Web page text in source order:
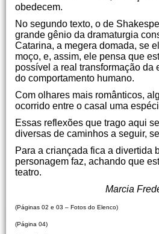
obedecem.
No segundo texto, o de
grande gênio da dramaturgia
Catarina, a megera domada, se
moço, e, assim, ele pensa que
possível a real transformação
do comportamento humano.
Com olhares mais românticos,
ocorrido entre o casal uma
Essas reflexões que trago aqui
diversas de caminhos a seguir,
Para a criançada fica a divertida
personagem faz, achando que
teatro.
Marcia
(Páginas 02 e 03 – Fotos do Elenco)
(Página 04)